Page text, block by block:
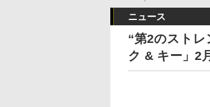
ニュース
“第2のスト
ク & キー」2